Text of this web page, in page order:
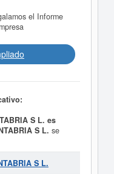
el Informe
S L. es
S L. se
el objetivo de EL
DE SISTEMAS DE
USANDO
S L.